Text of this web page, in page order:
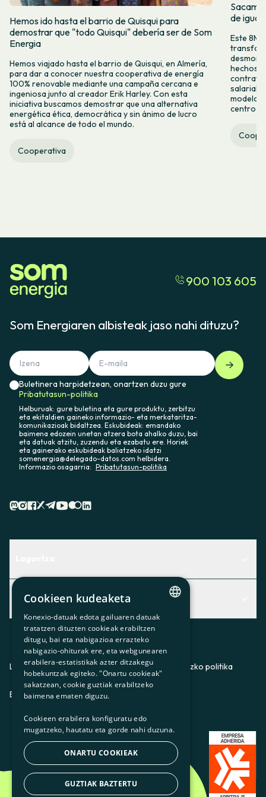
Hemos ido hasta el barrio de Quisqui para
demostrar que "todo Quisqui" debería ser de Som
Energia
Hemos viajado hasta el barrio de Quisqui, en Almería,
para dar a conocer nuestra cooperativa de energía
100% renovable mediante una campaña cercana e
ingeniosa junto al creador Erik Harley. Con esta
iniciativa buscamos demostrar que una alternativa
energética ética, democrática y sin ánimo de lucro
está al alcance de todo el mundo.
Cooperativa
de
Este 8M,
hechos y
salarial y
modelo
centro
900 103 605
Som Energiaren albisteak jaso nahi dituzu?
Buletinera harpidetzean, onartzen duzu gure
Pribatutasun-politika
Helburuak: gure buletina eta gure produktu, zerbitzu
eta ekitaldien gaineko informazio- eta merkataritza-
komunikazioak bidaltzea. Eskubideak: emandako
baimena edozein unetan atzera bota ahalko duzu, bai
eta datuak atzitu, zuzendu eta ezabatu ere. Horiek
eta gainerako eskubideak baliatzeko idatzi
somenergia@delegado-datos.com helbidera.
Informazio osagarria: Pribatutasun-politika
Centro de Ayuda
Aurkitu zerbitzurik egokiena zuretzat
Contacto
Albisteak
Albisteak
Bazkideen txokoa
Prentsa
Gurekin lan egin
Lege-oharraPribatutasun-politikaCookieei buruzko politika
ES CAGLEU
CATALAN
SPANISH
GL
BASQUE
Cookieen kudeaketa
Konexio-datuak edota gailuaren datuak
tratatzen dituzten cookieak erabiltzen
ditugu, bai eta nabigazioa errazteko
nabigazio-ohiturak ere, eta webgunearen
erabilera-estatistikak azter ditzakegu
hobekuntzak egiteko. "Onartu cookieak"
sakatzean, cookie guztiak erabiltzeko
baimena ematen diguzu.
Cookieen erabilera konfiguratu edo
mugatzeko, hautatu eta gorde nahi duzuna.
ONARTU COOKIEAK
GUZTIAK BAZTERTU